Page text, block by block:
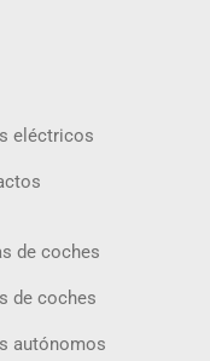
eléctricos
de coches
de coches
autónomos